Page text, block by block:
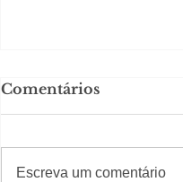
Comentários
Escreva um comentário
#Sugestões